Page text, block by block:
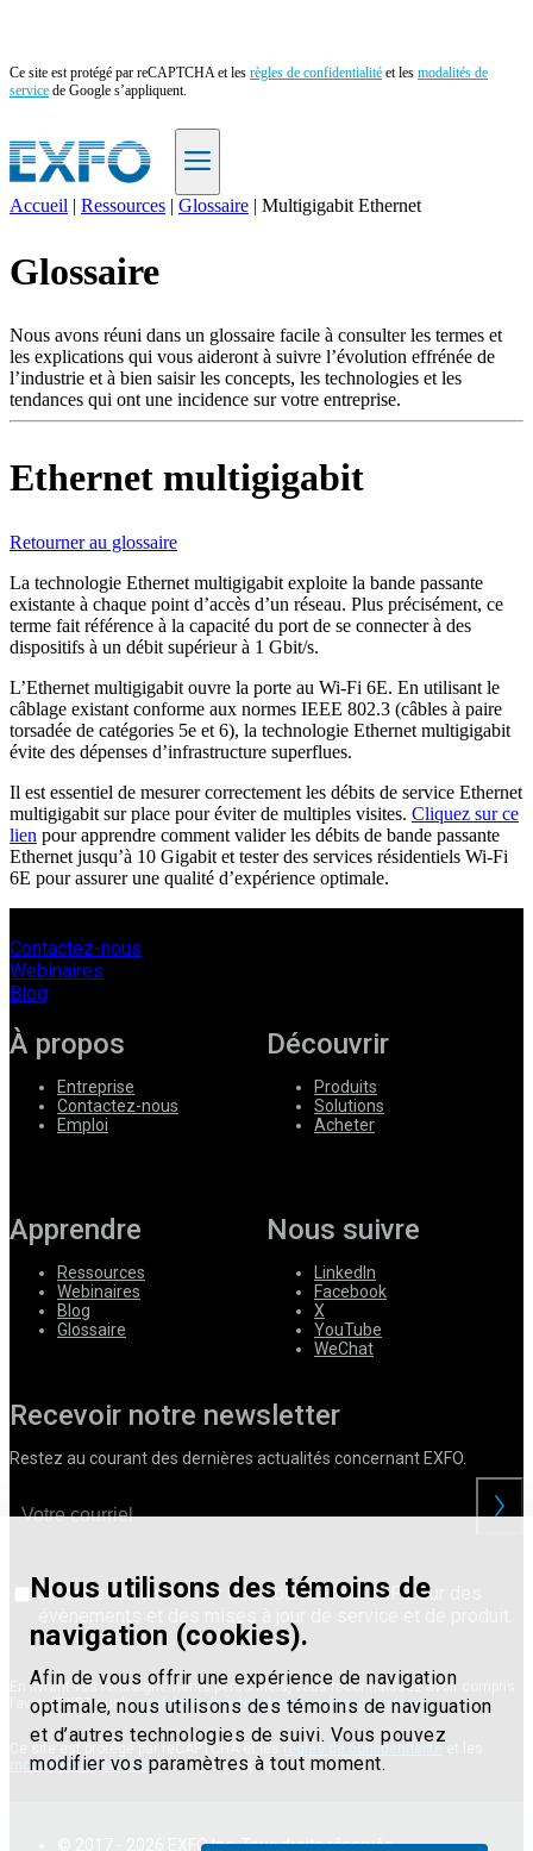
Nous utilisons des témoins de
navigation (cookies).
Afin de vous offrir une expérience de navigation
optimale, nous utilisons des témoins de naviguation
et d’autres technologies de suivi. Vous pouvez
modifier vos paramètres à tout moment.
Ce site est protégé par reCAPTCHA et les règles de confidentialité et les modalités de
service de Google s’appliquent.
Produits
Soutien
Services
Acheter
Ressources
nous
S'enregistrer
Se
Entreprise
Emploi
Partenaires
Fournisseurs
Accueil | Ressources | Glossaire | Multigigabit Ethernet
Glossaire
Nous avons réuni dans un glossaire facile à consulter les termes et
les explications qui vous aideront à suivre l’évolution effrénée de
l’industrie et à bien saisir les concepts, les technologies et les
tendances qui ont une incidence sur votre entreprise.
Ethernet multigigabit
Retourner au glossaire
La technologie Ethernet multigigabit exploite la bande passante
existante à chaque point d’accès d’un réseau. Plus précisément, ce
terme fait référence à la capacité du port de se connecter à des
dispositifs à un débit supérieur à 1 Gbit/s.
L’Ethernet multigigabit ouvre la porte au Wi-Fi 6E. En utilisant le
câblage existant conforme aux normes IEEE 802.3 (câbles à paire
torsadée de catégories 5e et 6), la technologie Ethernet multigigabit
évite des dépenses d’infrastructure superflues.
Il est essentiel de mesurer correctement les débits de service Ethernet
multigigabit sur place pour éviter de multiples visites. Cliquez sur ce
lien pour apprendre comment valider les débits de bande passante
Ethernet jusqu’à 10 Gigabit et tester des services résidentiels Wi-Fi
6E pour assurer une qualité d’expérience optimale.
Contactez-nous
Webinaires
Blog
À propos
Entreprise
Contactez-nous
Emploi
Découvrir
Produits
Solutions
Acheter
Apprendre
Ressources
Webinaires
Blog
Glossaire
Nous suivre
LinkedIn
Facebook
X
YouTube
WeChat
Recevoir notre newsletter
Restez au courant des dernières actualités concernant EXFO.
Je consens à recevoir des courriels de EXFO sur des
En livrant vos renseignements personnels, vous reconnaissez avoir compris
l’avis d’EXFO sur la confidentialité des données des utilisateurs.
Ce site est protégé par reCAPTCHA et les règles de confidentialité
modalités de service de Google s’appliquent.
© 2017 - 2026 EXFO Inc. Tous droits réservés.